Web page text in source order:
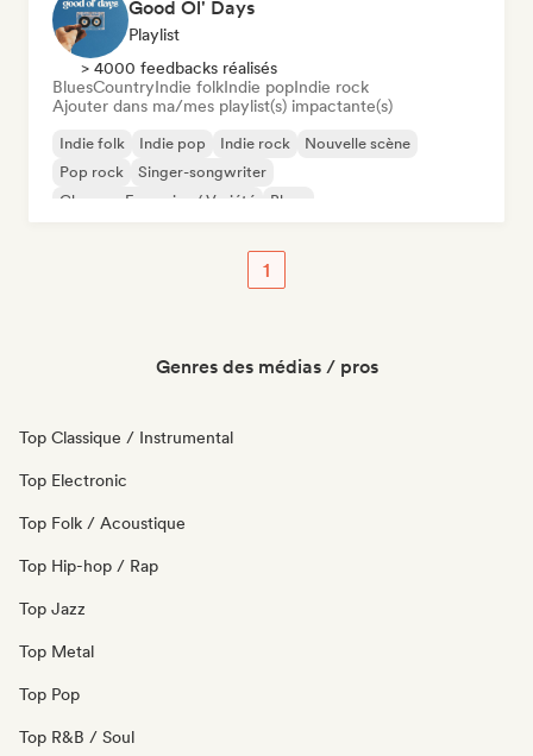
Good Ol' Days
Playlist
> 4000 feedbacks réalisés
BluesCountryIndie folkIndie popIndie rock
Ajouter dans ma/mes playlist(s) impactante(s)
Indie folk Indie pop Indie rock
Nouvelle scène
Pop rock
Singer-songwriter
Chanson Française / Variété
Blues
1
Genres des médias / pros
Top Classique / Instrumental
Top Electronic
Top Folk / Acoustique
Top Hip-hop / Rap
Top Jazz
Top Metal
Top Pop
Top R&B / Soul